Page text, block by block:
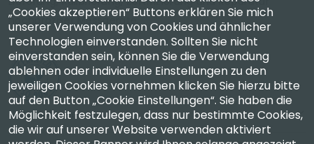
hochpräziser Messgeräte.
Unternehmen
„Cookies akzeptieren“ Buttons erklären Sie mich
unserer Verwendung von Cookies und ähnlicher
Technologien einverstanden. Sollten Sie nicht
einverstanden sein, können Sie die Verwendung
ablehnen oder individuelle Einstellungen zu den
jeweiligen Cookies vornehmen klicken Sie hierzu bitte
auf den Button „Cookie Einstellungen“. Sie haben die
Möglichkeit festzulegen, dass nur bestimmte Cookies,
die wir auf unserer Website verwenden aktiviert